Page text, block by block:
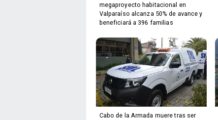
megaproyecto habitacional en
Valparaíso alcanza 50% de avance y
beneficiará a 396 familias
Cabo de la Armada muere tras ser